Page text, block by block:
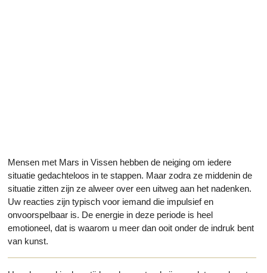
Mensen met Mars in Vissen hebben de neiging om iedere
situatie gedachteloos in te stappen. Maar zodra ze middenin de
situatie zitten zijn ze alweer over een uitweg aan het nadenken.
Uw reacties zijn typisch voor iemand die impulsief en
onvoorspelbaar is. De energie in deze periode is heel
emotioneel, dat is waarom u meer dan ooit onder de indruk bent
van kunst.